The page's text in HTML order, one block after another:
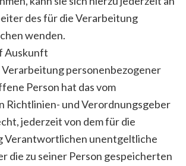
des für die Verarbeitung
wenden.
Auskunft
Verarbeitung personenbezogener
Person hat das vom
Richtlinien- und Verordnungsgeber
jederzeit von dem für die
Verantwortlichen unentgeltliche
die zu seiner Person gespeicherten